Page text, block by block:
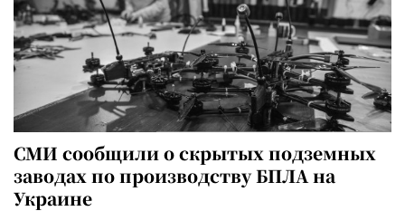
СМИ сообщили о скрытых подземных
заводах по производству БПЛА на
Украине